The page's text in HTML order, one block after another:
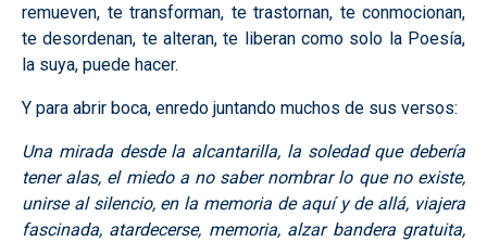
remueven, te transforman, te trastornan, te conmocionan,
te desordenan, te alteran, te liberan como solo la Poesía,
la suya, puede hacer.
Y para abrir boca, enredo juntando muchos de sus versos:
Una mirada desde la alcantarilla, la soledad que debería
tener alas, el miedo a no saber nombrar lo que no existe,
unirse al silencio, en la memoria de aquí y de allá, viajera
fascinada, atardecerse, memoria, alzar bandera gratuita,